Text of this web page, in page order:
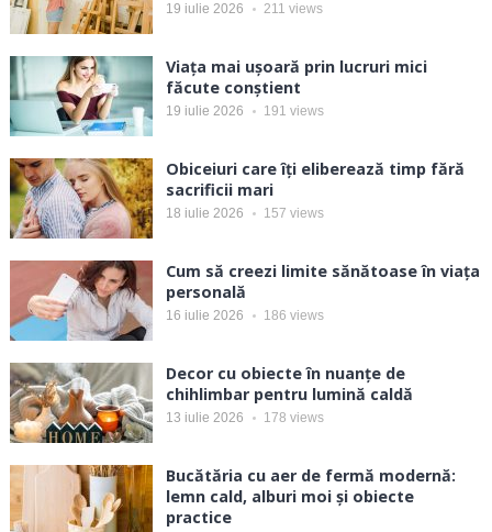
19 iulie 2026 211 views
Viața mai ușoară prin lucruri mici
făcute conștient
19 iulie 2026 191 views
Obiceiuri care îți eliberează timp fără
sacrificii mari
18 iulie 2026 157 views
Cum să creezi limite sănătoase în viața
personală
16 iulie 2026 186 views
Decor cu obiecte în nuanțe de
chihlimbar pentru lumină caldă
13 iulie 2026 178 views
Bucătăria cu aer de fermă modernă:
lemn cald, alburi moi și obiecte
practice